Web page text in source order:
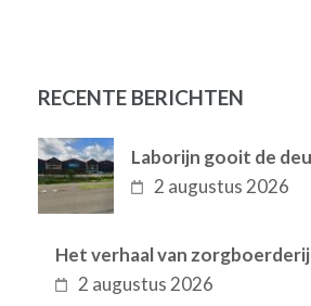
RECENTE BERICHTEN
Laborijn gooit de
2 augustus 2026
Het verhaal van
2 augustus 2026